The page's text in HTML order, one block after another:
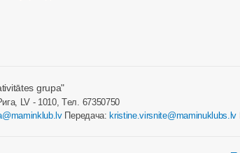
grupa"
LV - 1010, Tел. 67350750
Передача: kristine.virsnite@maminuklubs.lv